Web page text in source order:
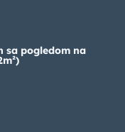
sa pogledom na